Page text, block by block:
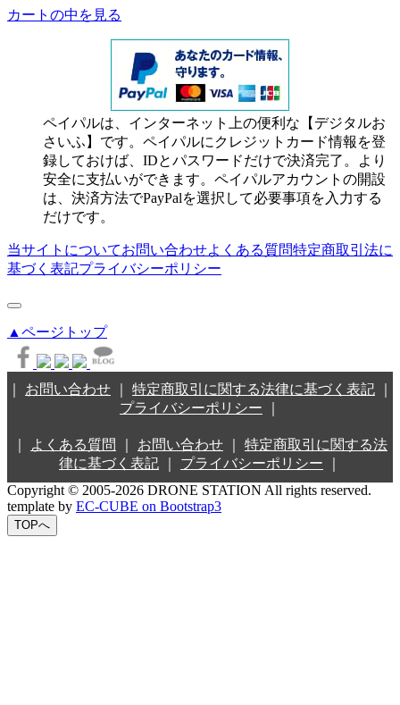
カートの中を見る
ペイパルは、インターネット上の便利な【デジタルお
さいふ】です。ペイパルにクレジットカード情報を登
録しておけば、IDとパスワードだけで決済完了。より
安全に支払いができます。ペイパルアカウントの開設
は、決済方法でPayPalを選択して必要事項を入力する
だけです。
当サイトについてお問い合わせよくある質問特定商取引法に
基づく表記プライバシーポリシー
▲ページトップ
お問い合わせ 特定商取引に関する法律に基づく表記
プライバシーポリシー
よくある質問 お問い合わせ
特定商取引に関する法
律に基づく表記
プライバシーポリシー
Copyright © 2005-2026 DRONE STATION All rights reserved.
template by EC-CUBE on Bootstrap3
TOPへ